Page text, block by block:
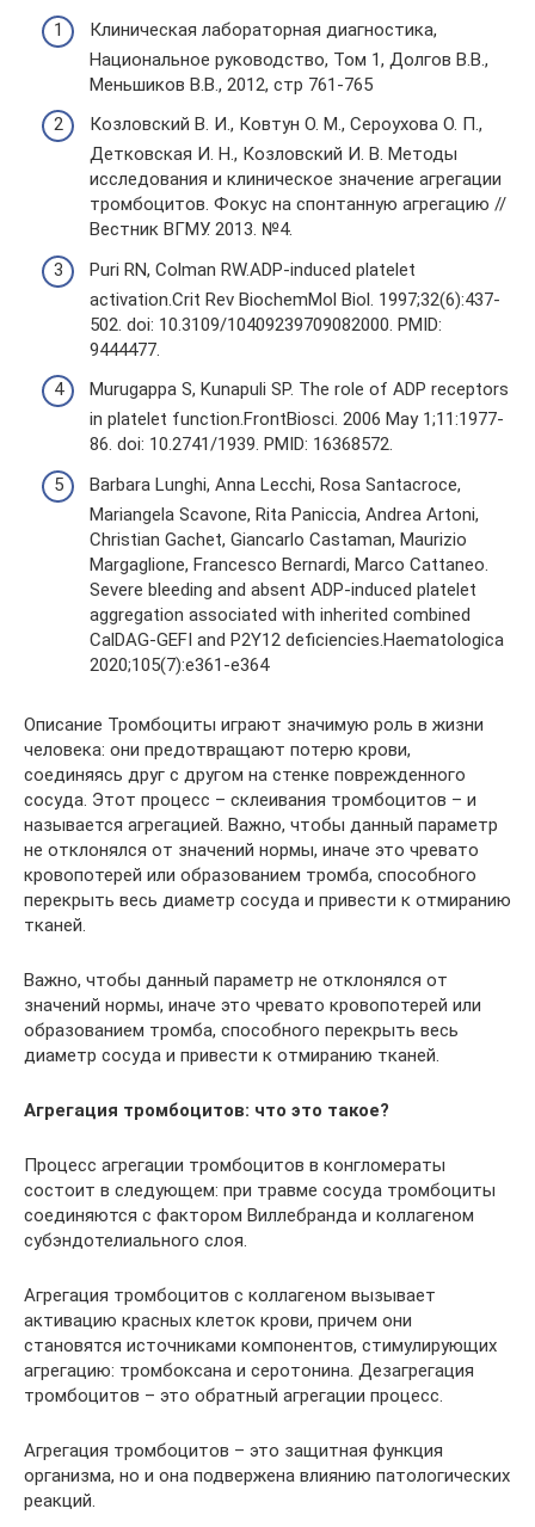
Клиническая лабораторная диагностика,
Национальное руководство, Том 1, Долгов В.В.,
Меньшиков В.В., 2012, стр 761-765
Козловский В. И., Ковтун О. М., Сероухова О. П.,
Детковская И. Н., Козловский И. В. Методы
исследования и клиническое значение агрегации
тромбоцитов. Фокус на спонтанную агрегацию //
Вестник ВГМУ. 2013. №4.
Puri RN, Colman RW.ADP-induced platelet
activation.Crit Rev BiochemMol Biol. 1997;32(6):437-
502. doi: 10.3109/10409239709082000. PMID:
9444477.
Murugappa S, Kunapuli SP. The role of ADP receptors
in platelet function.FrontBiosci. 2006 May 1;11:1977-
86. doi: 10.2741/1939. PMID: 16368572.
Barbara Lunghi, Anna Lecchi, Rosa Santacroce,
Mariangela Scavone, Rita Paniccia, Andrea Artoni,
Christian Gachet, Giancarlo Castaman, Maurizio
Margaglione, Francesco Bernardi, Marco Cattaneo.
Severe bleeding and absent ADP-induced platelet
aggregation associated with inherited combined
CalDAG-GEFI and P2Y12 deficiencies.Haematologica
2020;105(7):e361-e364
Описание Тромбоциты играют значимую роль в жизни
человека: они предотвращают потерю крови,
соединяясь друг с другом на стенке поврежденного
сосуда. Этот процесс – склеивания тромбоцитов – и
называется агрегацией. Важно, чтобы данный параметр
не отклонялся от значений нормы, иначе это чревато
кровопотерей или образованием тромба, способного
перекрыть весь диаметр сосуда и привести к отмиранию
тканей.
Важно, чтобы данный параметр не отклонялся от
значений нормы, иначе это чревато кровопотерей или
образованием тромба, способного перекрыть весь
диаметр сосуда и привести к отмиранию тканей.
Агрегация тромбоцитов: что это такое?
Процесс агрегации тромбоцитов в конгломераты
состоит в следующем: при травме сосуда тромбоциты
соединяются с фактором Виллебранда и коллагеном
субэндотелиального слоя.
Агрегация тромбоцитов с коллагеном вызывает
активацию красных клеток крови, причем они
становятся источниками компонентов, стимулирующих
агрегацию: тромбоксана и серотонина. Дезагрегация
тромбоцитов – это обратный агрегации процесс.
Агрегация тромбоцитов – это защитная функция
организма, но и она подвержена влиянию патологических
реакций.